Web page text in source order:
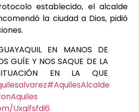
establecido, el alcalde
la ciudad a Dios, pidió
EN MANOS DE
GUÍE Y NOS SAQUE DE LA
EN LA QUE
#AquilesAlcalde
Uxgifsfdi6